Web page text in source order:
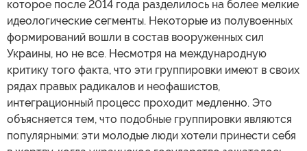
которое после 2014 года разделилось на более мелкие
идеологические сегменты. Некоторые из полувоенных
формирований вошли в состав вооруженных сил
Украины, но не все. Несмотря на международную
критику того факта, что эти группировки имеют в своих
рядах правых радикалов и неофашистов,
интеграционный процесс проходит медленно. Это
объясняется тем, что подобные группировки являются
популярными: эти молодые люди хотели принести себя